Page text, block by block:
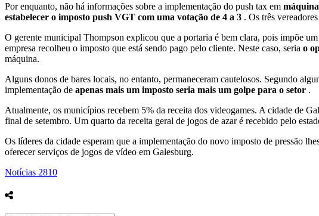
Por enquanto, não há informações sobre a implementação do push tax em
estabelecer o imposto push VGT com uma votação de 4 a 3 . Os três
O gerente municipal Thompson explicou que a portaria é bem clara, pois impõe
empresa recolheu o imposto que está sendo pago pelo cliente. Neste caso, seria o
máquina.
Alguns donos de bares locais, no entanto, permaneceram cautelosos. Segundo
implementação de apenas mais um imposto seria mais um golpe para o setor .
Atualmente, os municípios recebem 5% da receita dos videogames. A cidade de
final de setembro. Um quarto da receita geral de jogos de azar é recebido pelo
Os líderes da cidade esperam que a implementação do novo imposto de pressão
oferecer serviços de jogos de vídeo em Galesburg.
Notícias 2810